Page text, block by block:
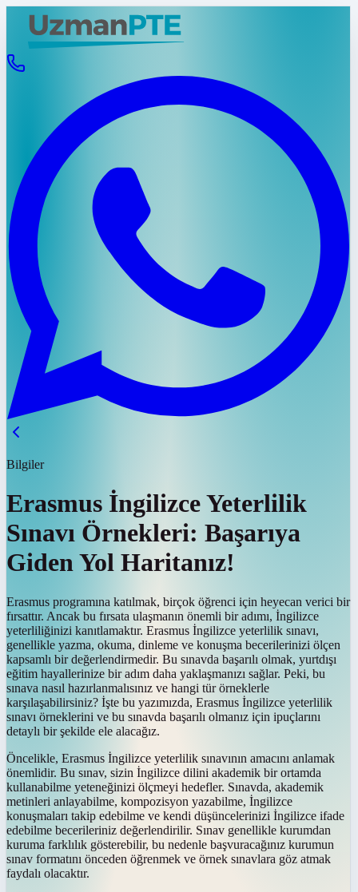
Bilgiler
Erasmus İngilizce Yeterlilik
Sınavı Örnekleri: Başarıya
Giden Yol Haritanız!
Erasmus programına katılmak, birçok öğrenci için heyecan verici bir
fırsattır. Ancak bu fırsata ulaşmanın önemli bir adımı, İngilizce
yeterliliğinizi kanıtlamaktır. Erasmus İngilizce yeterlilik sınavı,
genellikle yazma, okuma, dinleme ve konuşma becerilerinizi ölçen
kapsamlı bir değerlendirmedir. Bu sınavda başarılı olmak, yurtdışı
eğitim hayallerinize bir adım daha yaklaşmanızı sağlar. Peki, bu
sınava nasıl hazırlanmalısınız ve hangi tür örneklerle
karşılaşabilirsiniz? İşte bu yazımızda, Erasmus İngilizce yeterlilik
sınavı örneklerini ve bu sınavda başarılı olmanız için ipuçlarını
detaylı bir şekilde ele alacağız.
Öncelikle, Erasmus İngilizce yeterlilik sınavının amacını anlamak
önemlidir. Bu sınav, sizin İngilizce dilini akademik bir ortamda
kullanabilme yeteneğinizi ölçmeyi hedefler. Sınavda, akademik
metinleri anlayabilme, kompozisyon yazabilme, İngilizce
konuşmaları takip edebilme ve kendi düşüncelerinizi İngilizce ifade
edebilme becerileriniz değerlendirilir. Sınav genellikle kurumdan
kuruma farklılık gösterebilir, bu nedenle başvuracağınız kurumun
sınav formatını önceden öğrenmek ve örnek sınavlara göz atmak
faydalı olacaktır.